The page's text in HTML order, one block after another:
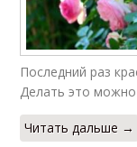
Последний раз
Делать это
Читать дальше →